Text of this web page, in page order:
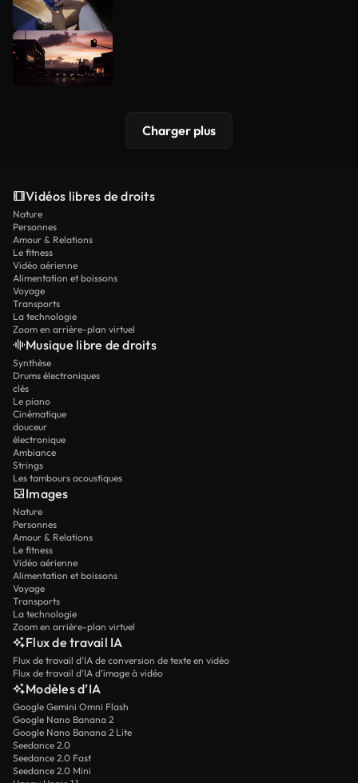
Charger plus
Vidéos libres de droits
Nature
Personnes
Amour & Relations
Le fitness
Vidéo aérienne
Alimentation et boissons
Voyage
Transports
La technologie
Zoom en arrière-plan virtuel
Musique libre de droits
Synthèse
Drums électroniques
clés
Le piano
Cinématique
douceur
électronique
Ambiance
Strings
Les tambours acoustiques
Images
Nature
Personnes
Amour & Relations
Le fitness
Vidéo aérienne
Alimentation et boissons
Voyage
Transports
La technologie
Zoom en arrière-plan virtuel
Flux de travail IA
Flux de travail d’IA de conversion de texte en vidéo
Flux de travail d’IA d’image à vidéo
Modèles d’IA
Google Gemini Omni Flash
Google Nano Banana 2
Google Nano Banana 2 Lite
Seedance 2.0
Seedance 2.0 Fast
Seedance 2.0 Mini